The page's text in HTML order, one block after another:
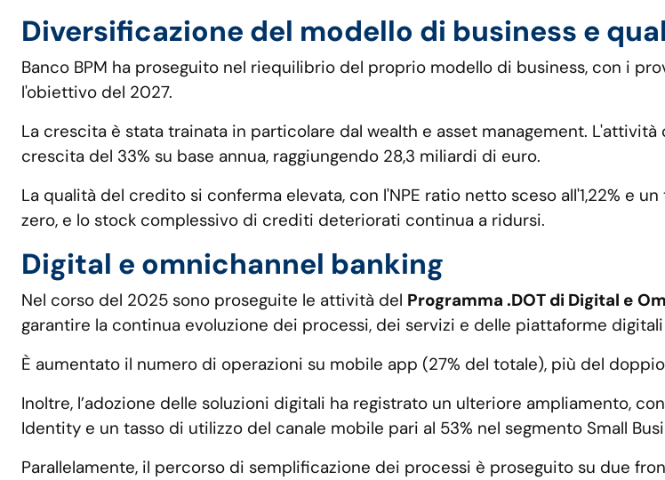
Diversificazione del modello di business e
Banco BPM ha proseguito nel riequilibrio del proprio modello di business, con i
l'obiettivo del 2027.
La crescita è stata trainata in particolare dal wealth e asset management.
crescita del 33% su base annua, raggiungendo 28,3 miliardi di euro.
La qualità del credito si conferma elevata, con l'NPE ratio netto sceso all'1,22% e
zero, e lo stock complessivo di crediti deteriorati continua a ridursi.
Digital e omnichannel banking
Nel corso del 2025 sono proseguite le attività del Programma .DOT di Digital e
garantire la continua evoluzione dei processi, dei servizi e delle piattaforme
È aumentato il numero di operazioni su mobile app (27% del totale), più del
Inoltre, l’adozione delle soluzioni digitali ha registrato un ulteriore ampliamento,
Identity e un tasso di utilizzo del canale mobile pari al 53% nel segmento Small
Parallelamente, il percorso di semplificazione dei processi è proseguito su due